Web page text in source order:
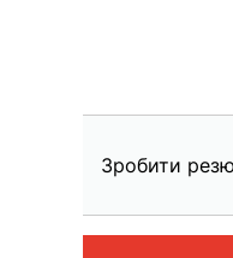
Зробити